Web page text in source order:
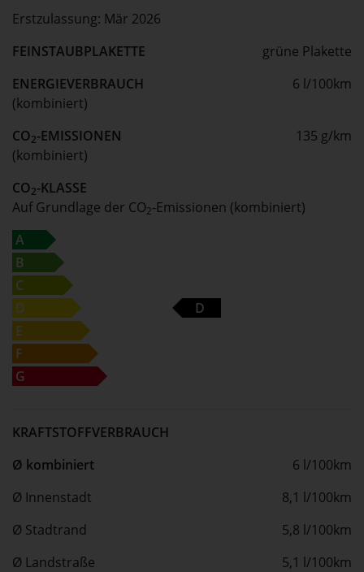
Erstzulassung: Mär 2026
FEINSTAUBPLAKETTE
grüne Plakette
ENERGIEVERBRAUCH
(kombiniert)
6 l/100km
CO2-EMISSIONEN
(kombiniert)
135 g/km
CO2-KLASSE
Auf Grundlage der CO2-Emissionen (kombiniert)
A
B
C
D
E
F
G
D
KRAFTSTOFFVERBRAUCH
Ø kombiniert
6 l/100km
Ø Innenstadt
8,1 l/100km
Ø Stadtrand
5,8 l/100km
Ø Landstraße
5,1 l/100km